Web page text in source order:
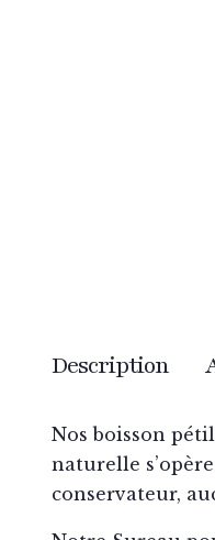
Description
Nos boisson
naturelle
conservateur,